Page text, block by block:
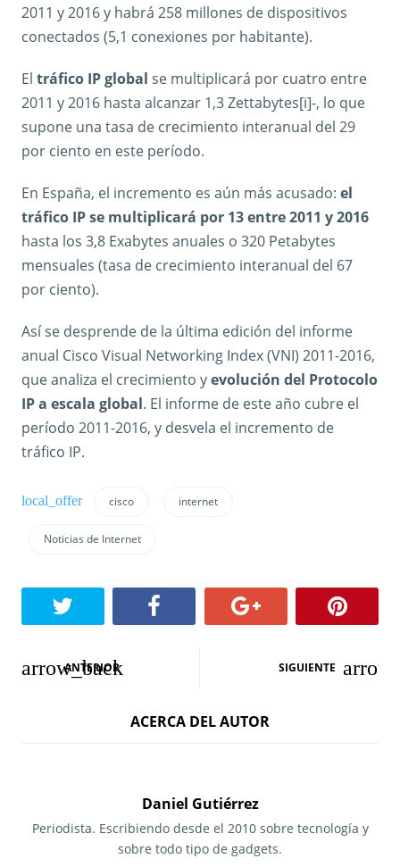
2011 y 2016 y habrá 258 millones de dispositivos
conectados (5,1 conexiones por habitante).
El tráfico IP global se multiplicará por cuatro entre
2011 y 2016 hasta alcanzar 1,3 Zettabytes[i]-, lo que
supone una tasa de crecimiento interanual del 29
por ciento en este período.
En España, el incremento es aún más acusado: el
tráfico IP se multiplicará por 13 entre 2011 y 2016
hasta los 3,8 Exabytes anuales o 320 Petabytes
mensuales (tasa de crecimiento interanual del 67
por ciento).
Así se desprende de la última edición del informe
anual Cisco Visual Networking Index (VNI) 2011-2016,
que analiza el crecimiento yevolución del Protocolo
IP a escala global. El informe de este año cubre el
período 2011-2016, y desvela el incremento de
tráfico IP.
cisco internet
Noticias de Internet
N
a
ANTERIOR SIGUIENTE
ACERCA DEL AUTOR
Daniel Gutiérrez
Periodista. Escribiendo desde el 2010 sobre tecnología y
sobre todo tipo de gadgets.